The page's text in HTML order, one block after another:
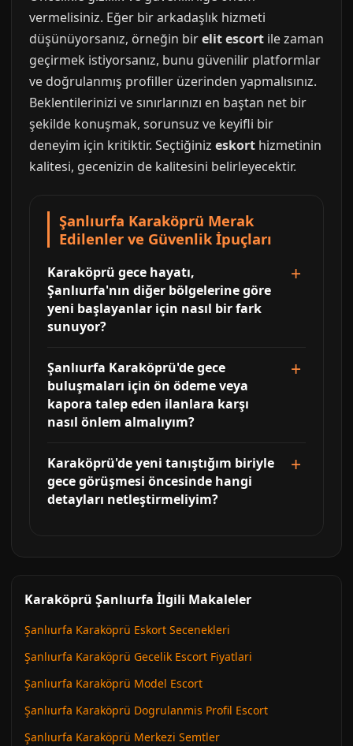
vermelisiniz. Eğer bir arkadaşlık hizmeti
düşünüyorsanız, örneğin birelit escort ile zaman
geçirmek istiyorsanız, bunu güvenilir platformlar
ve doğrulanmış profiller üzerinden yapmalısınız.
Beklentilerinizi ve sınırlarınızı en baştan net bir
şekilde konuşmak, sorunsuz ve keyifli bir
deneyim için kritiktir. Seçtiğiniz eskort hizmetinin
kalitesi, gecenizin de kalitesini belirleyecektir.
Şanlıurfa Karaköprü Merak
Edilenler ve Güvenlik İpuçları
Karaköprü gece hayatı,
Şanlıurfa'nın diğer bölgelerine göre
yeni başlayanlar için nasıl bir fark
sunuyor?
Şanlıurfa Karaköprü'de gece
buluşmaları için ön ödeme veya
kapora talep eden ilanlara karşı
nasıl önlem almalıyım?
Karaköprü'de yeni tanıştığım biriyle
gece görüşmesi öncesinde hangi
detayları netleştirmeliyim?
Karaköprü Şanlıurfa İlgili Makaleler
Şanlıurfa Karaköprü Eskort Secenekleri
Şanlıurfa Karaköprü Gecelik Escort Fiyatlari
Şanlıurfa Karaköprü Model Escort
Şanlıurfa Karaköprü Dogrulanmis Profil Escort
Şanlıurfa Karaköprü Merkezi Semtler